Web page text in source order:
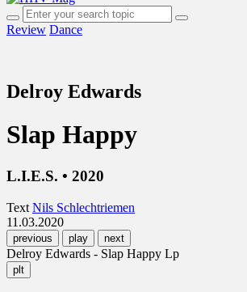
Review Dance
Delroy Edwards
Slap Happy
L.I.E.S. • 2020
Text Nils Schlechtriemen
11.03.2020
previous play next
Delroy Edwards - Slap Happy Lp
plt